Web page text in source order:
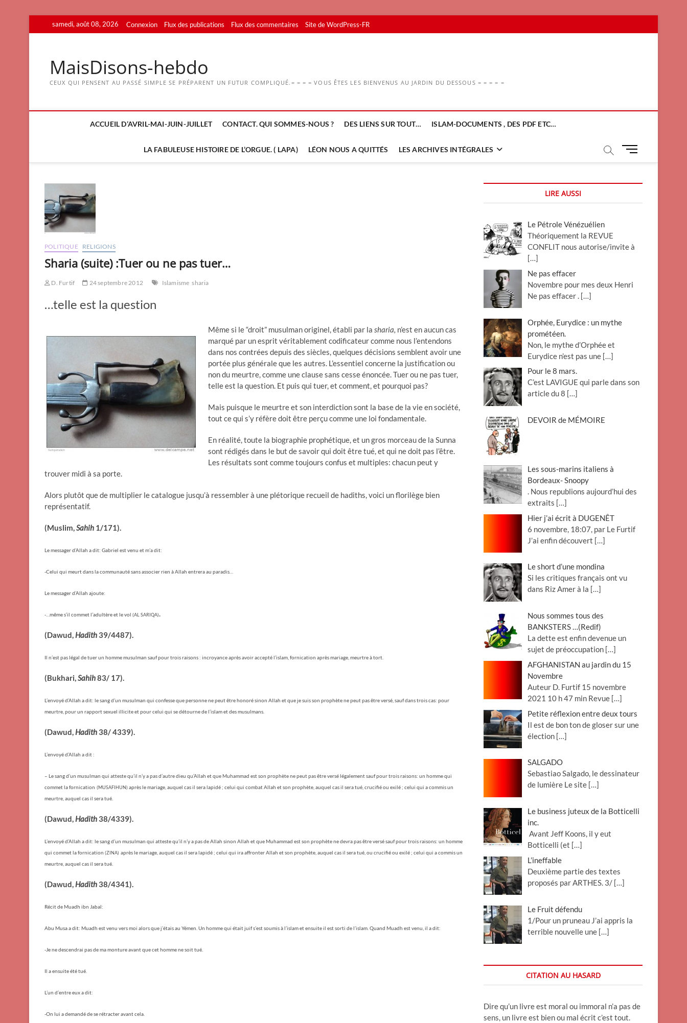
to
samedi, août 08, 2026 Connexion Flux des publications Flux des commentaires Site de WordPress-FR
MaisDisons-hebdo
CEUX QUI PENSENT AU PASSÉ SIMPLE SE PRÉPARENT UN FUTUR COMPLIQUÉ.= = = = VOUS ÊTES LES BIENVENUS AU JARDIN DU DESSOUS = = = = =
ACCUEIL D’AVRIL-MAI-JUIN-JUILLET CONTACT. QUI SOMMES-NOUS ? DES LIENS SUR TOUT… ISLAM-DOCUMENTS , DES PDF ETC…
LA FABULEUSE HISTOIRE DE L’ORGUE. ( LAPA) LÉON NOUS A QUITTÉS LES ARCHIVES INTÉGRALES
M
u
u
n
POLITIQUE RELIGIONS
Sharia (suite) :Tuer ou ne pas tuer…
D. Furtif 24 septembre 2012 Islamisme sharia
…telle est la question
Même si le “droit” musulman originel, établi par la sharia, n’est en aucun cas
marqué par un esprit véritablement codificateur comme nous l’entendons
dans nos contrées depuis des siècles, quelques décisions semblent avoir une
portée plus générale que les autres. L’essentiel concerne la justification ou
non du meurtre, comme une clause sans cesse énoncée. Tuer ou ne pas tuer,
telle est la question. Et puis qui tuer, et comment, et pourquoi pas?
Mais puisque le meurtre et son interdiction sont la base de la vie en société,
tout ce qui s’y réfère doit être perçu comme une loi fondamentale.
En réalité, toute la biographie prophétique, et un gros morceau de la Sunna
sont rédigés dans le but de savoir qui doit être tué, et qui ne doit pas l’être.
Les résultats sont comme toujours confus et multiples: chacun peut y
trouver midi à sa porte.
Alors plutôt que de multiplier le catalogue jusqu’à ressembler à une plétorique recueil de hadiths, voici un florilège bien
représentatif.
(Muslim,Sahih 1/171).
Le messager d’Allah a dit: Gabriel est venu et m’a dit:
-Celui qui meurt dans la communauté sans associer rien à Allah entrera au paradis…
Le messager d’Allah ajoute:
-…même s’il commet l’adultère et le vol (AL SARIQA).
(Dawud,Hadith39/4487).
Il n’est pas légal de tuer un homme musulman sauf pour trois raisons : incroyance après avoir accepté l’islam, fornication après mariage, meurtre à tort.
(Bukhari,Sahih83/ 17).
L’envoyé d’Allah a dit: le sang d’un musulman qui confesse que personne ne peut être honoré sinon Allah et que je suis son prophète ne peut pas être versé, sauf dans trois cas: pour
meurtre, pour un rapport sexuel illicite et pour celui qui se détourne de l’islam et des musulmans.
(Dawud,Hadith38/ 4339).
L’envoyé d’Allah a dit :
– Le sang d’un musulman qui atteste qu’il n’y a pas d’autre dieu qu’Allah et que Muhammad est son prophète ne peut pas être versé légalement sauf pour trois raisons: un homme qui
commet la fornication (MUSAFIHUN) après le mariage, auquel cas il sera lapidé ; celui qui combat Allah et son prophète, auquel cas il sera tué, crucifié ou exilé ; celui qui a commis un
meurtre, auquel cas il sera tué.
(Dawud,Hadith38/4339).
L’envoyé d’Allah a dit: le sang d’un musulman qui atteste qu’il n’y a pas de Allah sinon Allah et que Muhammad est son prophète ne devra pas être versé sauf pour trois raisons: un homme
qui commet la fornication (ZINA) après le mariage, auquel cas il sera lapidé ; celui qui ira affronter Allah et son prophète, auquel cas il sera tué, ou crucifié ou exilé ; celui qui a commis un
meurtre, auquel cas il sera tué.
(Dawud,Hadith38/4341).
Récit de Muadh ibn Jabal:
Abu Musa a dit: Muadh est venu vers moi alors que j’étais au Yémen. Un homme qui était juif s’est soumis à l’islam et ensuite il est sorti de l’islam. Quand Muadh est venu, il a dit:
-Je ne descendrai pas de ma monture avant que cet homme ne soit tué.
Il a ensuite été tué.
L’un d’entre eux a dit:
-On lui a demandé de se rétracter avant cela.
LIRE AUSSI
Le Pétrole Vénézuélien
Théoriquement la REVUE
CONFLIT nous autorise/invite à
[…]
Ne pas effacer
Novembre pour mes deux Henri
Ne pas effacer . […]
Orphée, Eurydice : un mythe
prométéen.
Non, le mythe d’Orphée et
Eurydice n’est pas une […]
Pour le 8 mars.
C’est LAVIGUE qui parle dans son
article du 8 […]
DEVOIR de MÉMOIRE
Les sous-marins italiens à
Bordeaux- Snoopy
. Nous republions aujourd’hui des
extraits […]
Hier j’ai écrit à DUGENÊT
6 novembre, 18:07, par Le Furtif
J’ai enfin découvert […]
Le short d’une mondina
Si les critiques français ont vu
dans Riz Amer à la […]
Nous sommes tous des
BANKSTERS …(Redif)
La dette est enfin devenue un
sujet de préoccupation […]
AFGHANISTAN au jardin du 15
Novembre
Auteur D. Furtif 15 novembre
2021 10 h 47 min Revue […]
Petite réflexion entre deux tours
Il est de bon ton de gloser sur une
élection […]
SALGADO
Sebastiao Salgado, le dessinateur
de lumière Le site […]
Le business juteux de la Botticelli
inc.
Avant Jeff Koons, il y eut
Botticelli (et […]
L’ineffable
Deuxième partie des textes
proposés par ARTHES. 3/ […]
Le Fruit défendu
1/Pour un pruneau J’ai appris la
terrible nouvelle une […]
CITATION AU HASARD
Dire qu’un livre est moral ou immoral n’a pas de
sens, un livre est bien ou mal écrit c’est tout.